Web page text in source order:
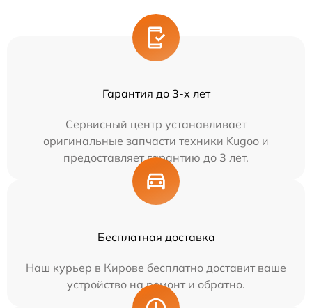
Гарантия до 3-х лет
Сервисный центр устанавливает
оригинальные запчасти техники Kugoo и
предоставляет гарантию до 3 лет.
Бесплатная доставка
Наш курьер в Кирове бесплатно доставит ваше
устройство на ремонт и обратно.